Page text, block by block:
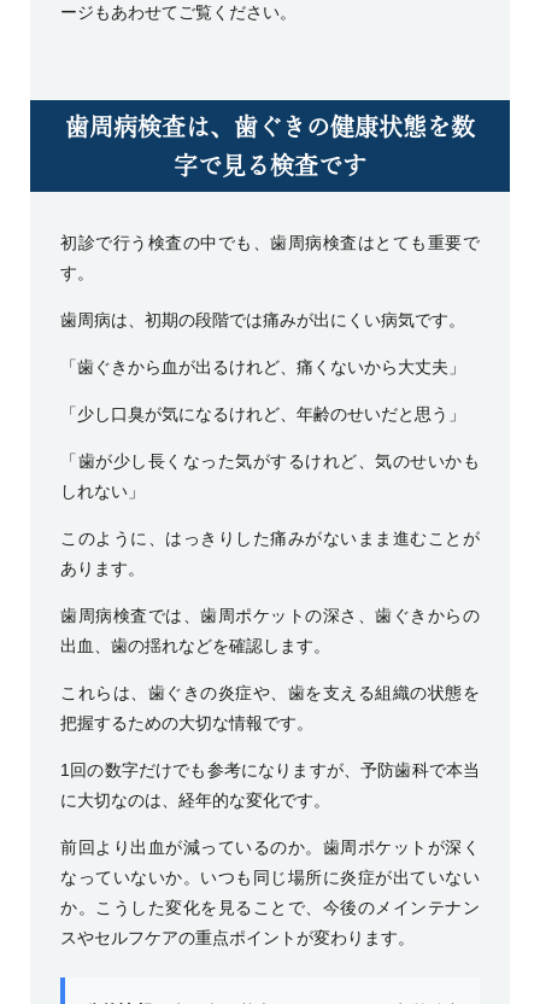
ージもあわせてご覧ください。
歯周病検査は、歯ぐきの健康状態を数
字で見る検査です
初診で行う検査の中でも、歯周病検査はとても重要で
す。
歯周病は、初期の段階では痛みが出にくい病気です。
「歯ぐきから血が出るけれど、痛くないから大丈夫」
「少し口臭が気になるけれど、年齢のせいだと思う」
「歯が少し長くなった気がするけれど、気のせいかも
しれない」
このように、はっきりした痛みがないまま進むことが
あります。
歯周病検査では、歯周ポケットの深さ、歯ぐきからの
出血、歯の揺れなどを確認します。
これらは、歯ぐきの炎症や、歯を支える組織の状態を
把握するための大切な情報です。
1回の数字だけでも参考になりますが、予防歯科で本当
に大切なのは、経年的な変化です。
前回より出血が減っているのか。歯周ポケットが深く
なっていないか。いつも同じ場所に炎症が出ていない
か。こうした変化を見ることで、今後のメインテナン
スやセルフケアの重点ポイントが変わります。